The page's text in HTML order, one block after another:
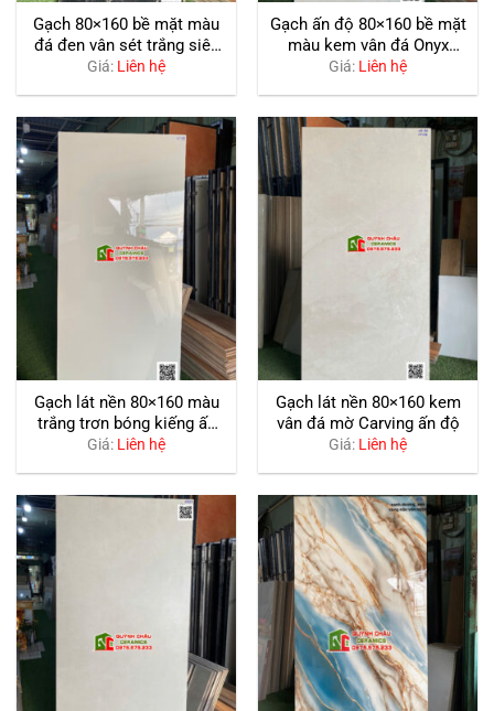
Gạch 80×160 bề mặt màu
đá đen vân sét trắng siêu
bóng
Giá: Liên hệ
Gạch ấn độ 80×160 bề mặt
màu kem vân đá Onyx
bóng kiếng
Giá: Liên hệ
Gạch lát nền 80×160 màu
trắng trơn bóng kiếng ấn
độ
Giá: Liên hệ
Gạch lát nền 80×160 kem
vân đá mờ Carving ấn độ
Giá: Liên hệ